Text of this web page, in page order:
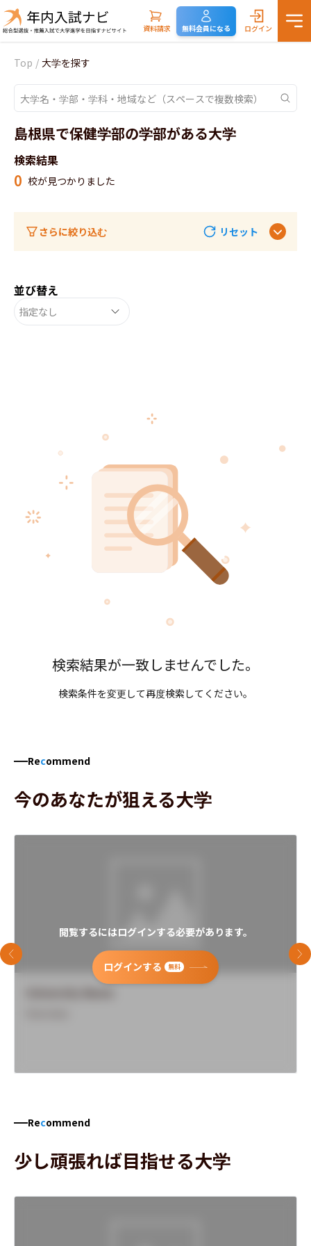
資料請求 無料会員になる ログイン
Top / 大学を探す
島根県で保健学部の学部がある大学
検索結果
0 校が見つかりました
さらに絞り込む リセット
並び替え
指定なし
検索結果が一致しませんでした。
検索条件を変更して再度検索してください。
Recommend
今のあなたが狙える大学
閲覧するにはログインする必要があります。
ログインする 無料
前のスライド 次
Recommend
少し頑張れば目指せる大学